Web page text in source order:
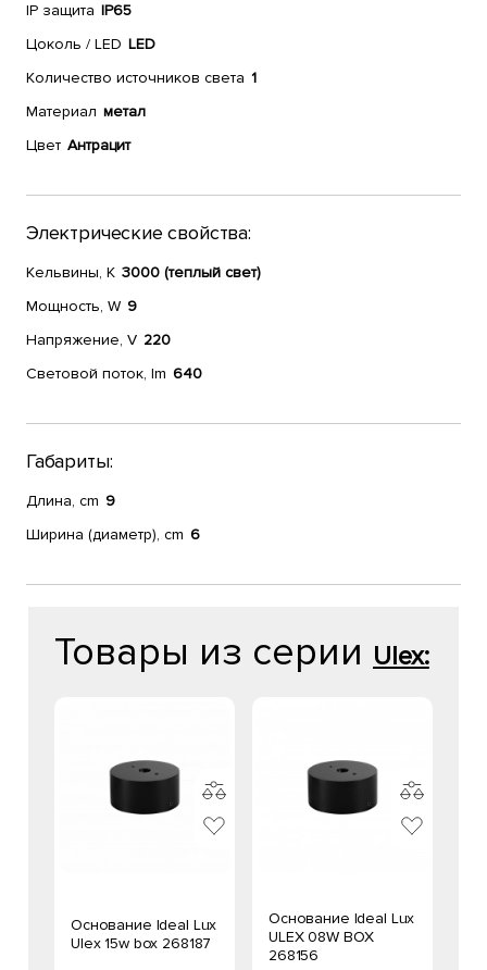
IP защита IP65
Цоколь / LED LED
Количество источников света 1
Материал метал
Цвет Антрацит
Электрические свойства:
Кельвины, К 3000 (теплый свет)
Мощность, W 9
Напряжение, V 220
Световой поток, lm 640
Габариты:
Длина, cm 9
Ширина (диаметр), cm 6
Товары из серии Ulex:
Основание Ideal Lux
Ulex 15w box 268187
Основание Ideal Lux
ULEX 08W BOX
268156